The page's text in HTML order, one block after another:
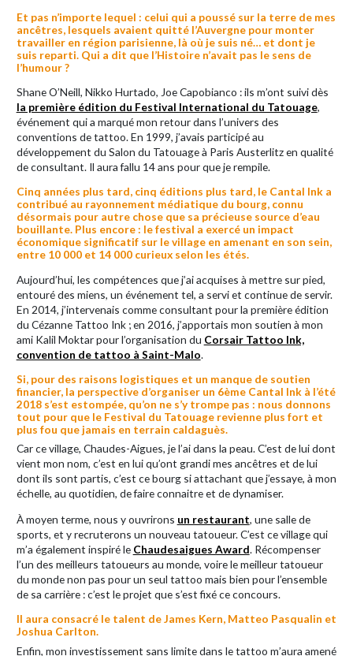
Et pas n’importe lequel : celui qui a poussé sur la terre de mes
ancêtres, lesquels avaient quitté l’Auvergne pour monter
travailler en région parisienne, là où je suis né… et dont je
suis reparti. Qui a dit que l’Histoire n’avait pas le sens de
l’humour ?
Shane O’Neill, Nikko Hurtado, Joe Capobianco : ils m’ont suivi dès
la première édition du Festival International du Tatouage,
événement qui a marqué mon retour dans l’univers des
conventions de tattoo. En 1999, j’avais participé au
développement du Salon du Tatouage à Paris Austerlitz en qualité
de consultant. Il aura fallu 14 ans pour que je rempile.
Cinq années plus tard, cinq éditions plus tard, le Cantal Ink a
contribué au rayonnement médiatique du bourg, connu
désormais pour autre chose que sa précieuse source d’eau
bouillante. Plus encore : le festival a exercé un impact
économique significatif sur le village en amenant en son sein,
entre 10 000 et 14 000 curieux selon les étés.
Aujourd’hui, les compétences que j’ai acquises à mettre sur pied,
entouré des miens, un événement tel, a servi et continue de servir.
En 2014, j’intervenais comme consultant pour la première édition
du Cézanne Tattoo Ink ; en 2016, j’apportais mon soutien à mon
ami Kalil Moktar pour l’organisation du Corsair Tattoo Ink,
convention de tattoo à Saint-Malo.
Si, pour des raisons logistiques et un manque de soutien
financier, la perspective d’organiser un 6ème Cantal Ink à l’été
2018 s’est estompée, qu’on ne s’y trompe pas : nous donnons
tout pour que le Festival du Tatouage revienne plus fort et
plus fou que jamais en terrain caldaguès.
Car ce village, Chaudes-Aigues, je l’ai dans la peau. C’est de lui dont
vient mon nom, c’est en lui qu’ont grandi mes ancêtres et de lui
dont ils sont partis, c’est ce bourg si attachant que j’essaye, à mon
échelle, au quotidien, de faire connaitre et de dynamiser.
À moyen terme, nous y ouvrirons un restaurant, une salle de
sports, et y recruterons un nouveau tatoueur. C’est ce village qui
m’a également inspiré le Chaudesaigues Award. Récompenser
l’un des meilleurs tatoueurs au monde, voire le meilleur tatoueur
du monde non pas pour un seul tattoo mais bien pour l’ensemble
de sa carrière : c’est le projet que s’est fixé ce concours.
Il aura consacré le talent de James Kern, Matteo Pasqualin et
Joshua Carlton.
Enfin, mon investissement sans limite dans le tattoo m’aura amené